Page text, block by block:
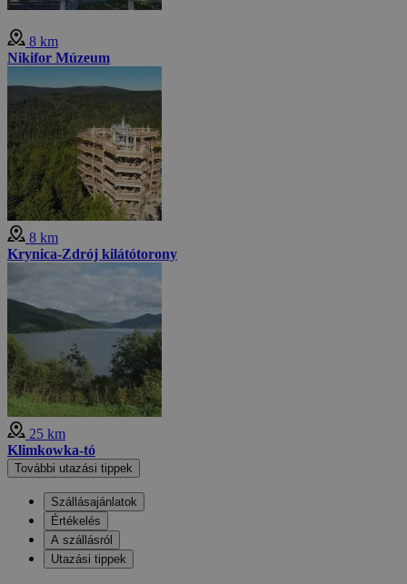
8 km
Nikifor Múzeum
8 km
Krynica-Zdrój kilátótorony
25 km
Klimkowka-tó
További utazási tippek
Szállásajánlatok
Értékelés
A szállásról
Utazási tippek